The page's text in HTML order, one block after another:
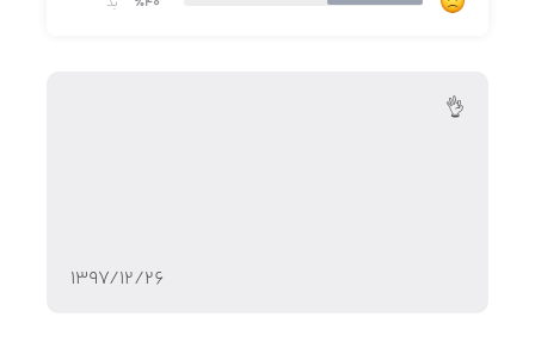
👌
۱۳۹۷/۱۲/۲۶